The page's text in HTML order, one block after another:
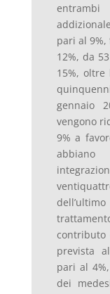
pari al
12%, da
15%,
gennaio
vengono
9% a
contributo
prevista
pari al
dei